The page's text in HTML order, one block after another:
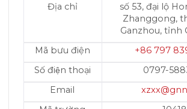
Địa chỉ
số 53, đại lộ
Zhanggong,
Ganzhou, tỉnh
Mã bưu điện
+86 797
Số điện thoại
0797-
Email